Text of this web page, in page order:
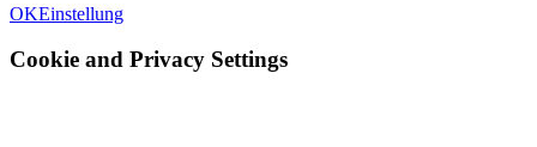
OKEinstellung
Cookie and Privacy Settings